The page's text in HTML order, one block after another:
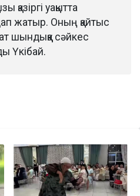
уақытта
жатыр. Оның қайтыс
шындыққа сәйкес
Үкібай.